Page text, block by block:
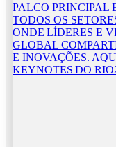
PALCO PRINCIPAL
TODOS OS
ONDE LÍDERES E
GLOBAL
E INOVAÇÕES.
KEYNOTES DO